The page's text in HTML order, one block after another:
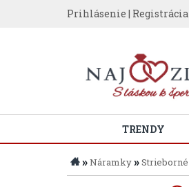
Prihlásenie | Registrácia
TRENDY
»Náramky»